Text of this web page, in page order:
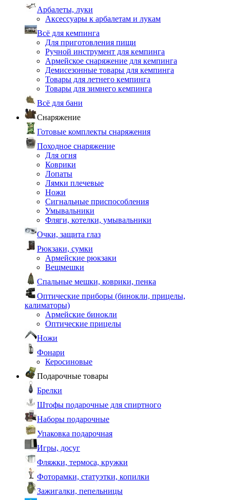
Арбалеты, луки
Аксессуары к арбалетам и лукам
Всё для кемпинга
Для приготовления пищи
Ручной инструмент для кемпинга
Армейское снаряжение для кемпинга
Демисезонные товары для кемпинга
Товары для летнего кемпинга
Товары для зимнего кемпинга
Всё для бани
Снаряжение
Готовые комплекты снаряжения
Походное снаряжение
Для огня
Коврики
Лопаты
Лямки плечевые
Ножи
Сигнальные приспособления
Умывальники
Фляги, котелки, умывальники
Очки, защита глаз
Рюкзаки, сумки
Армейские рюкзаки
Вещмешки
Спальные мешки, коврики, пенка
Оптические приборы (бинокли, прицелы,
калиматоры)
Армейские бинокли
Оптические прицелы
Ножи
Фонари
Керосиновые
Подарочные товары
Брелки
Штофы подарочные для спиртного
Наборы подарочные
Упаковка подарочная
Игры, досуг
Фляжки, термоса, кружки
Фоторамки, статуэтки, копилки
Зажигалки, пепельницы